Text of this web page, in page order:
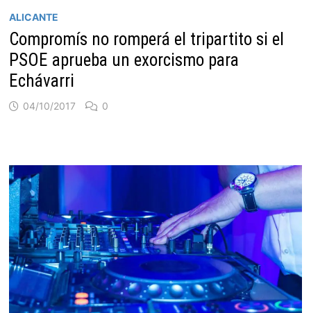
ALICANTE
Compromís no romperá el tripartito si el
PSOE aprueba un exorcismo para
Echávarri
04/10/2017 0